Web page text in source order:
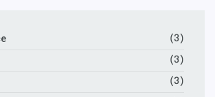
(3)
(3)
(3)